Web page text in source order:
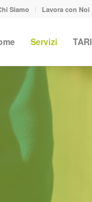
Siamo Lavora con Noi
Servizi TARI